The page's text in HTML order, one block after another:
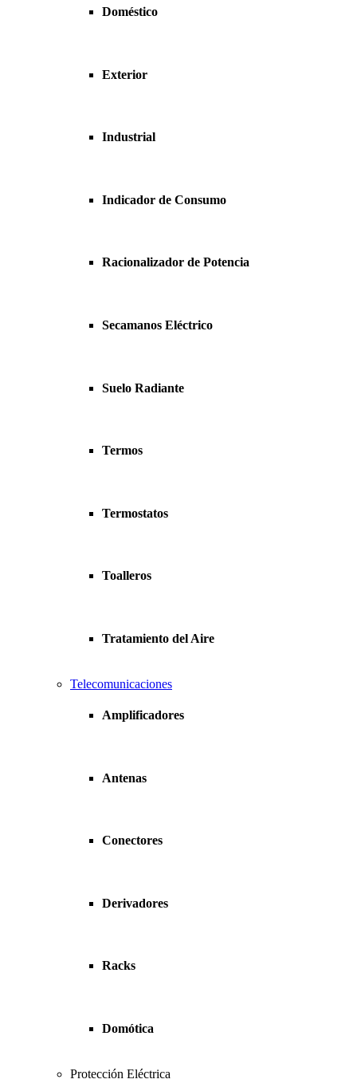
Doméstico
Exterior
Industrial
Indicador de Consumo
Racionalizador de Potencia
Secamanos Eléctrico
Suelo Radiante
Termos
Termostatos
Toalleros
Tratamiento del Aire
Telecomunicaciones
Amplificadores
Antenas
Conectores
Derivadores
Racks
Domótica
Protección Eléctrica